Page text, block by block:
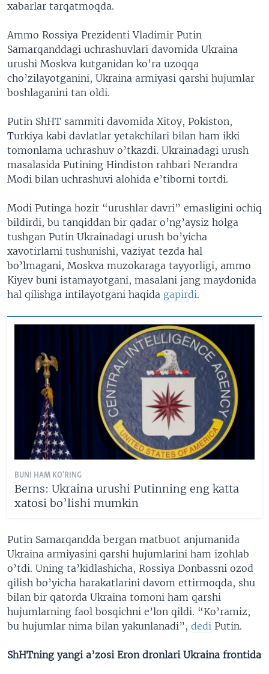
xabarlar tarqatmoqda.
Ammo Rossiya Prezidenti Vladimir Putin
Samarqanddagi uchrashuvlari davomida Ukraina
urushi Moskva kutganidan ko’ra uzoqqa
cho’zilayotganini, Ukraina armiyasi qarshi hujumlar
boshlaganini tan oldi.
Putin ShHT sammiti davomida Xitoy, Pokiston,
Turkiya kabi davlatlar yetakchilari bilan ham ikki
tomonlama uchrashuv o’tkazdi. Ukrainadagi urush
masalasida Putining Hindiston rahbari Nerandra
Modi bilan uchrashuvi alohida e’tiborni tortdi.
Modi Putinga hozir “urushlar davri” emasligini ochiq
bildirdi, bu tanqiddan bir qadar o’ng’aysiz holga
tushgan Putin Ukrainadagi urush bo’yicha
xavotirlarni tushunishi, vaziyat tezda hal
bo’lmagani, Moskva muzokaraga tayyorligi, ammo
Kiyev buni istamayotgani, masalani jang maydonida
hal qilishga intilayotgani haqida gapirdi.
BUNI HAM KO'RING
Berns: Ukraina urushi Putinning eng katta
xatosi bo’lishi mumkin
Putin Samarqandda bergan matbuot anjumanida
Ukraina armiyasini qarshi hujumlarini ham izohlab
o’tdi. Uning ta’kidlashicha, Rossiya Donbassni ozod
qilish bo’yicha harakatlarini davom ettirmoqda, shu
bilan bir qatorda Ukraina tomoni ham qarshi
hujumlarning faol bosqichni e’lon qildi. “Ko’ramiz,
bu hujumlar nima bilan yakunlanadi”, dedi Putin.
ShHTning yangi a’zosi Eron dronlari Ukraina frontida